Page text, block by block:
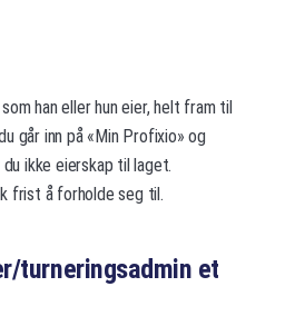
han eller hun eier, helt fram til
går inn på «Min Profixio» og
ikke eierskap til laget.
frist å forholde seg til.
turneringsadmin et